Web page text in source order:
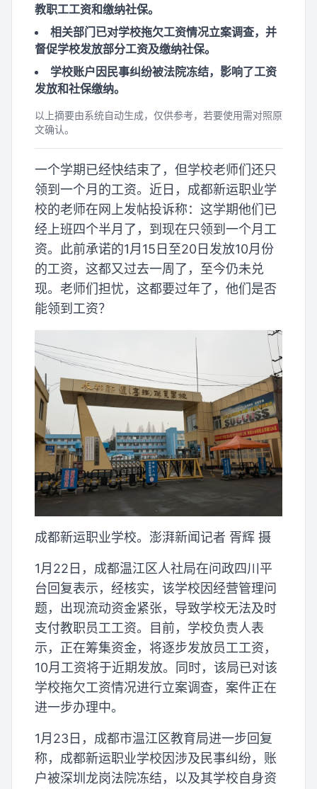
教职工工资和缴纳社保。
相关部门已对学校拖欠工资情况立案调查，并
督促学校发放部分工资及缴纳社保。
学校账户因民事纠纷被法院冻结，影响了工资
发放和社保缴纳。
以上摘要由系统自动生成，仅供参考，若要使用需对照原
文确认。
一个学期已经快结束了，但学校老师们还只
领到一个月的工资。近日，成都新运职业学
校的老师在网上发帖投诉称：这学期他们已
经上班四个半月了，到现在只领到一个月工
资。此前承诺的1月15日至20日发放10月份
的工资，这都又过去一周了，至今仍未兑
现。老师们担忧，这都要过年了，他们是否
能领到工资？
成都新运职业学校。澎湃新闻记者 胥辉 摄
1月22日，成都温江区人社局在问政四川平
台回复表示，经核实，该学校因经营管理问
题，出现流动资金紧张，导致学校无法及时
支付教职员工工资。目前，学校负责人表
示，正在筹集资金，将逐步发放员工工资，
10月工资将于近期发放。同时，该局已对该
学校拖欠工资情况进行立案调查，案件正在
进一步办理中。
1月23日，成都市温江区教育局进一步回复
称，成都新运职业学校因涉及民事纠纷，账
户被深圳龙岗法院冻结，以及其学校自身资